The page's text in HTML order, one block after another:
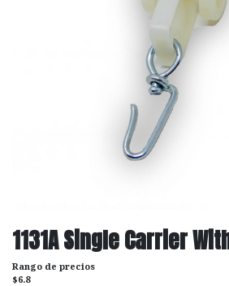
1131A Single Carrier
Rango de precios
$6.8